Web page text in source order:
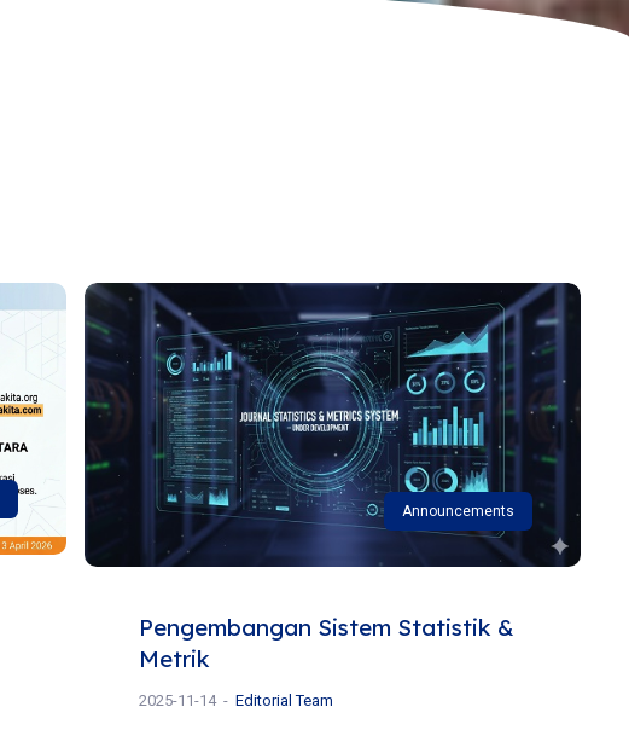
Announcements
Pengembangan Sistem Statistik &
Metrik
2025-11-14 Editorial Team